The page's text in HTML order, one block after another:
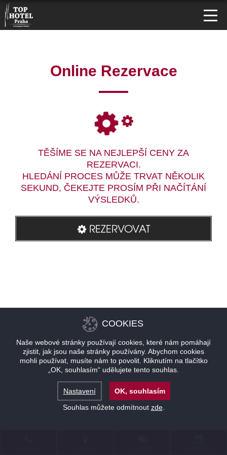
Online Rezervace
TĚŠÍME SE NA NEJLEPŠÍ CENY ZA
REZERVACI.
HLEDÁNÍ PROCES MŮŽE TRVAT NĚKOLIK
SEKUND, ČEKEJTE PROSÍM PŘI NAČÍTÁNÍ
VÝSLEDKŮ.
REZERVOVAT
COOKIES
Naše webové stránky používají cookies, které nám pomáhají
zjistit, jak jsou naše stránky používány. Abychom cookies
mohli používat, musíte nám to povolit. Kliknutím na tlačítko
„OK, souhlasím“ udělujete tento souhlas.
Nastavení
OK, souhlasím
Souhlas můžete odmítnout zde.